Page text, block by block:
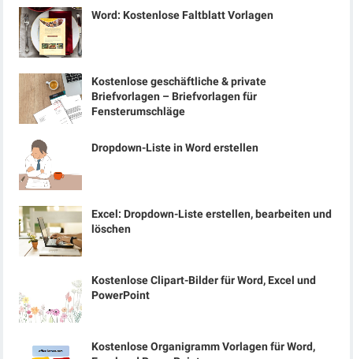
Word: Kostenlose Faltblatt Vorlagen
Kostenlose geschäftliche & private
Briefvorlagen – Briefvorlagen für
Fensterumschläge
Dropdown-Liste in Word erstellen
Excel: Dropdown-Liste erstellen, bearbeiten und
löschen
Kostenlose Clipart-Bilder für Word, Excel und
PowerPoint
Kostenlose Organigramm Vorlagen für Word,